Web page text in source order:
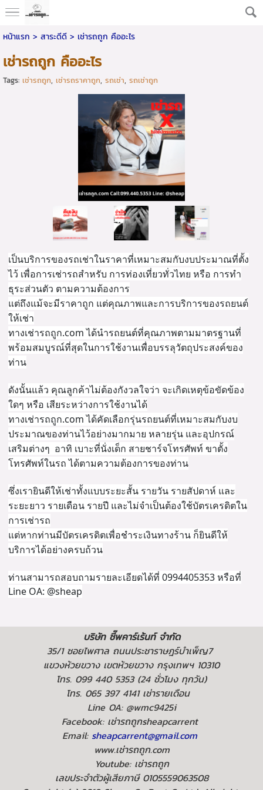
หน้าแรก > สาระดีดี > เช่ารถถูก คืออะไร
เช่ารถถูก คืออะไร
Tags: เช่ารถถูก, เช่ารถราคาถูก, รถเช่า, รถเช่าถูก
เป็นบริการของรถเช่าในราคาที่เหมาะสมกับงบประมาณที่ตั้ง
ไว้ เพื่อการเช่ารถสำหรับ การท่องเที่ยวทั่วไทย หรือ การทำ
ธุระส่วนตัว ตามความต้องการ
แต่ถึงแม้จะมีราคาถูก แต่คุณภาพและการบริการของรถยนต์
ให้เช่า
ทางเช่ารถถูก.com ได้นำรถยนต์ที่คุณภาพตามมาตรฐานที่
พร้อมสมบูรณ์ที่สุดในการใช้งานเพื่อบรรลุวัตถุประสงค์ของ
ท่าน
ดังนั้นแล้ว คุณลูกค้าไม่ต้องกังวลใจว่า จะเกิดเหตุข้อขัดข้อง
ใดๆ หรือ เสียระหว่างการใช้งานได้
ทางเช่ารถถูก.com ได้คัดเลือกรุ่นรถยนต์ที่เหมาะสมกับงบ
ประมาณของท่านไว้อย่างมากมาย หลายรุ่น และอุปกรณ์
เสริมต่างๆ อาทิ เบาะที่นั่งเด็ก สายชาร์จโทรศัพท์ ขาตั้ง
โทรศัพท์ในรถ ได้ตามความต้องการของท่าน
ซึ่งเรายินดีให้เช่าทั้งแบบระยะสั้น รายวัน รายสัปดาห์ และ
ระยะยาว รายเดือน รายปี และไม่จำเป็นต้องใช้บัตรเครดิตใน
การเช่ารถ
แต่หากท่านมีบัตรเครดิตเพื่อชำระเงินทางร้าน ก็ยินดีให้
บริการได้อย่างครบถ้วน
ท่านสามารถสอบถามรายละเอียดได้ที่ 0994405353 หรือที่
Line OA: @sheap
บริษัท ชี๊พคาร์เร้นท์ จำกัด
35/1 ซอยไพศาล ถนนประชาราษฎร์บำเพ็ญ7
แขวงห้วยขวาง เขตห้วยขวาง กรุงเทพฯ 10310
โทร. 099 440 5353 (24 ชั่วโมง ทุกวัน)
โทร. 065 397 4141 เช่ารายเดือน
Line OA: @wmc9425i
Facebook: เช่ารถถูกsheapcarrent
Email: sheapcarrent@gmail.com
www.เช่ารถถูก.com
Youtube: เช่ารถถูก
เลขประจำตัวผู้เสียภาษี 0105559063508